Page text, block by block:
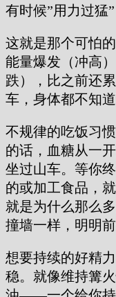
有时候”用力过猛
这就是那个可怕
能量爆发（冲高
跌），比之前还
车，身体都不知
不规律的吃饭习
的话，血糖从一
坐过山车。等你
的或加工食品，
就是为什么那么
撞墙一样，明明
想要持续的好精
稳。就像维持篝